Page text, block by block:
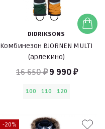
DIDRIKSONS
Комбинезон BJORNEN MULTI
(арлекино)
16 650 ₽ 9 990 ₽
100 110 120
-20%